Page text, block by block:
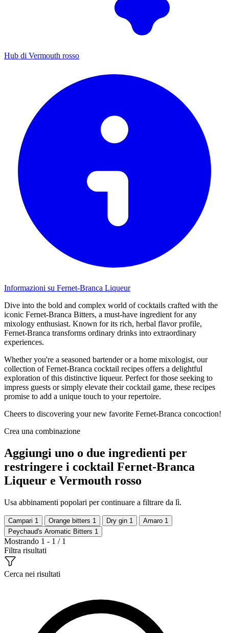
Hub di Vermouth rosso
Informazioni su Fernet-Branca Liqueur
Dive into the bold and complex world of cocktails crafted with the
iconic Fernet-Branca Bitters, a must-have ingredient for any
mixology enthusiast. Known for its rich, herbal flavor profile,
Fernet-Branca transforms ordinary drinks into extraordinary
experiences.
Whether you're a seasoned bartender or a home mixologist, our
collection of Fernet-Branca cocktail recipes offers a delightful
exploration of this distinctive liqueur. Perfect for those seeking to
impress guests or simply elevate their cocktail game, these recipes
promise to add a unique touch to your repertoire.
Cheers to discovering your new favorite Fernet-Branca concoction!
Crea una combinazione
Aggiungi uno o due ingredienti per
restringere i cocktail Fernet-Branca
Liqueur e Vermouth rosso
Usa abbinamenti popolari per continuare a filtrare da lì.
Campari 1 Orange bitters 1 Dry gin 1 Amaro 1
Peychaud's Aromatic Bitters 1
Mostrando 1 - 1 / 1
Filtra risultati
Cerca nei risultati